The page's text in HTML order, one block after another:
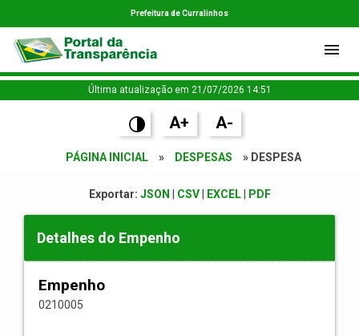
Prefeitura de Curralinhos
Última atualização em 21/07/2026 14:51
A+ A-
PÁGINA INICIAL » DESPESAS » DESPESA
Exportar: JSON CSV| EXCEL| PDF
Detalhes do Empenho
Empenho
0210005